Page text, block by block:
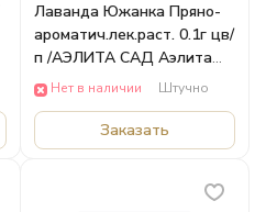
Лаванда Южанка Пряно-
ароматич.лек.раст. 0.1г цв/
п /АЭЛИТА САД Аэлита
ОВОЩИ
Нет в наличии Штучно
Заказать